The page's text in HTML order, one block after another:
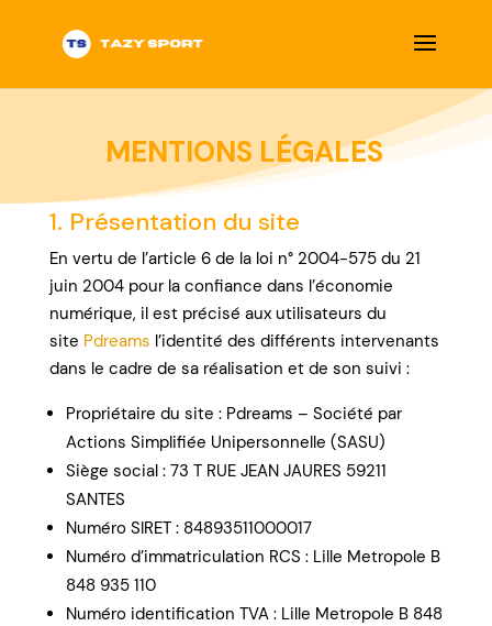
MENTIONS LÉGALES
1. Présentation du site
En vertu de l’article 6 de la loi n° 2004-575 du 21
juin 2004 pour la confiance dans l’économie
numérique, il est précisé aux utilisateurs du
site Pdreams l’identité des différents intervenants
dans le cadre de sa réalisation et de son suivi :
Propriétaire du site : Pdreams – Société par
Actions Simplifiée Unipersonnelle (SASU)
Siège social : 73 T RUE JEAN JAURES 59211
SANTES
Numéro SIRET : 84893511000017
Numéro d’immatriculation RCS : Lille Metropole B
848 935 110
Numéro identification TVA : Lille Metropole B 848